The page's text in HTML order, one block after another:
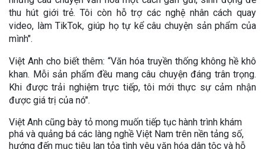
thu hút giới trẻ. Tôi còn hỗ trợ các nghệ nhân cách quay
video, làm TikTok, giúp họ tự kể câu chuyện sản phẩm của
mình".
Việt Anh cho biết thêm: “Văn hóa truyền thống không hề khô
khan. Mỗi sản phẩm đều mang câu chuyện đáng trân trọng.
Khi được trải nghiệm trực tiếp, tôi mới thực sự cảm nhận
được giá trị của nó".
Việt Anh cũng bày tỏ mong muốn tiếp tục hành trình khám
phá và quảng bá các làng nghề Việt Nam trên nền tảng số,
hướng đến mục tiêu lan tỏa tình yêu văn hóa dân tộc và hỗ